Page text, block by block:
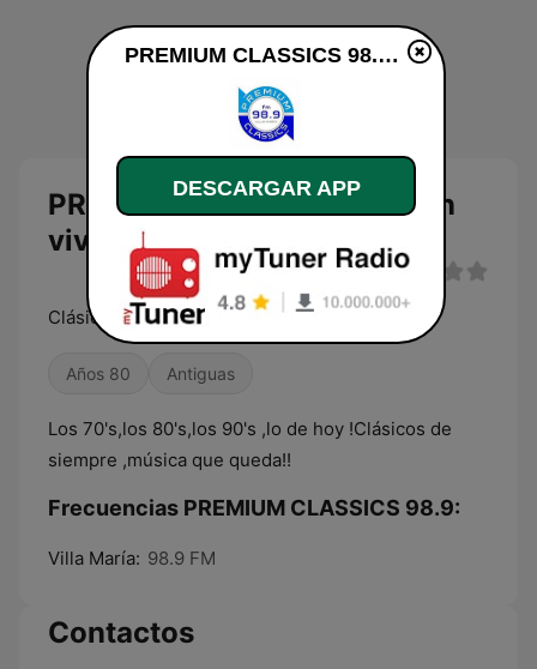
PREMIUM CLASSICS 98.9 en
vivo
Clásicos de siempre,música que queda !
Años 80 Antiguas
Los 70's,los 80's,los 90's ,lo de hoy !Clásicos de
siempre ,música que queda!!
Frecuencias PREMIUM CLASSICS 98.9:
Villa María: 98.9 FM
Contactos
PREMIUM CLASSICS 98.9 en vivo
DESCARGAR APP